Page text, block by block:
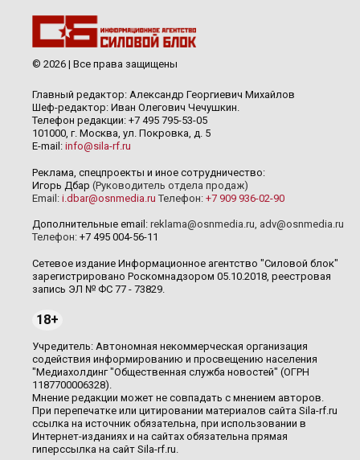
© 2026 | Все права защищены
Главный редактор: Александр Георгиевич Михайлов
Шеф-редактор: Иван Олегович Чечушкин.
Телефон редакции: +7 495 795-53-05
101000, г. Москва, ул. Покровка, д. 5
E-mail: info@sila-rf.ru
Реклама, спецпроекты и иное сотрудничество:
Игорь Дбар (Руководитель отдела продаж)
Email: i.dbar@osnmedia.ru Телефон: +7 909 936-02-90
Дополнительные email: reklama@osnmedia.ru, adv@osnmedia.ru
Телефон: +7 495 004-56-11
Сетевое издание Информационное агентство "Силовой блок"
зарегистрировано Роскомнадзором 05.10.2018, реестровая
запись ЭЛ № ФС 77 - 73829.
18+
Учредитель: Автономная некоммерческая организация
содействия информированию и просвещению населения
"Медиахолдинг "Общественная служба новостей" (ОГРН
1187700006328).
Мнение редакции может не совпадать с мнением авторов.
При перепечатке или цитировании материалов сайта Sila-rf.ru
ссылка на источник обязательна, при использовании в
Интернет-изданиях и на сайтах обязательна прямая
гиперссылка на сайт Sila-rf.ru.